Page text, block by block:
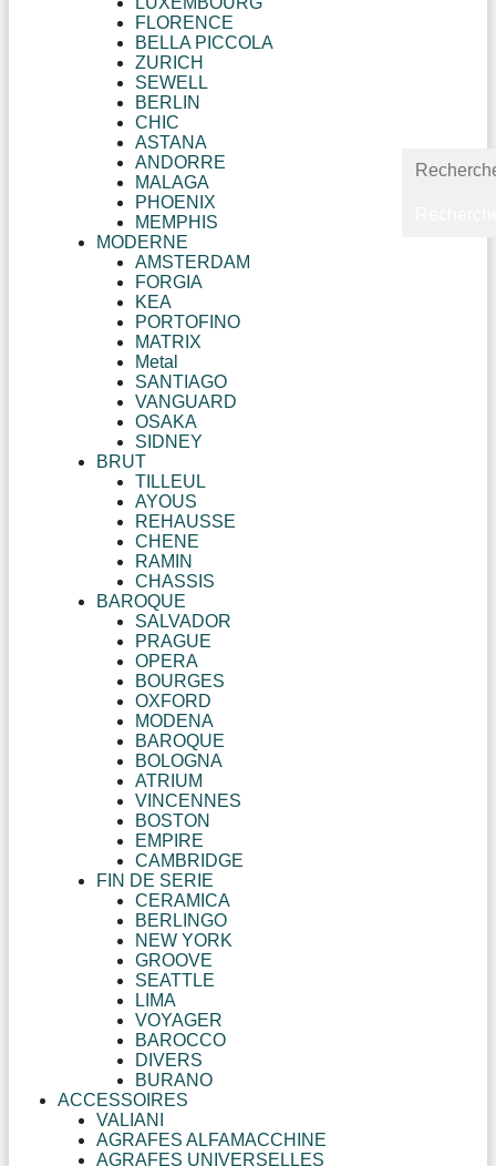
FLORENCE
BELLA PICCOLA
ZURICH
SEWELL
BERLIN
CHIC
ASTANA
ANDORRE
MALAGA
PHOENIX
MEMPHIS
MODERNE
AMSTERDAM
FORGIA
KEA
PORTOFINO
MATRIX
Metal
SANTIAGO
VANGUARD
OSAKA
SIDNEY
BRUT
TILLEUL
AYOUS
REHAUSSE
CHENE
RAMIN
CHASSIS
BAROQUE
SALVADOR
PRAGUE
OPERA
BOURGES
OXFORD
MODENA
BAROQUE
BOLOGNA
ATRIUM
VINCENNES
BOSTON
EMPIRE
CAMBRIDGE
FIN DE SERIE
CERAMICA
BERLINGO
NEW YORK
GROOVE
SEATTLE
LIMA
VOYAGER
BAROCCO
DIVERS
BURANO
ACCESSOIRES
VALIANI
AGRAFES ALFAMACCHINE
AGRAFES UNIVERSELLES